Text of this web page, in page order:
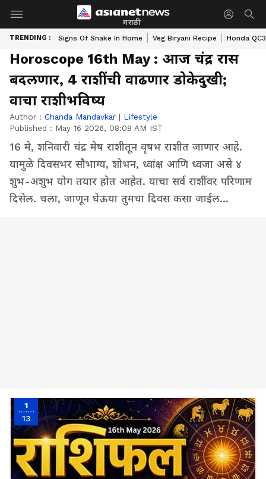
मराठी
TRENDING : Signs Of Snake In Home Veg Biryani Recipe Honda
Horoscope 16th May : आज चंद्र रास
बदलणार, 4 राशींची वाढणार डोकेदुखी;
वाचा राशीभविष्य
Author : Chanda Mandavkar | Lifestyle
Published : May 16 2026, 08:08 AM IST
16 मे, शनिवारी चंद्र मेष राशीतून वृषभ राशीत जाणार आहे.
यामुळे दिवसभर सौभाग्य, शोभन, ध्वांक्ष आणि ध्वजा असे ४
शुभ-अशुभ योग तयार होत आहेत. याचा सर्व राशींवर परिणाम
दिसेल. चला, जाणून घेऊया तुमचा दिवस कसा जाईल...
1
13